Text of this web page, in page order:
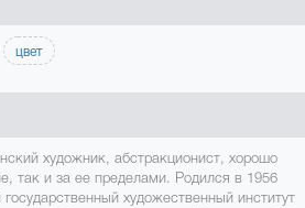
цвет
художник, абстракционист, хорошо
так и за ее пределами. Родился в 1956
художественный институт